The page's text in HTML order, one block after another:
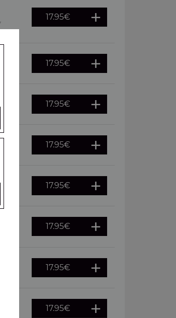
17.95€
17.95€
17.95€
17.95€
17.95€
17.95€
17.95€
17.95€